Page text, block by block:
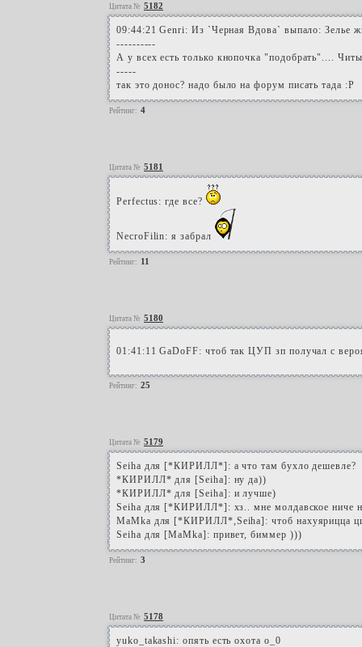
Цитата № 5182
09:44:21 Genri: Из `Черная Вдова` выпало: Зелье
----------
А у всех есть только кнопочка "подобрать"....
-----
так это донос? надо было на форум писать тада :Р
Рейтинг: 4
Цитата № 5181
Perfectus: где все?
NecroFilin: я забрал
Рейтинг: 11
Цитата № 5180
01:41:11 GaDoFF: чтоб так ЦУП зп получал с
Рейтинг: 25
Цитата № 5179
Seiha для [*КИРИЛЛ*]: а что там бухло дешевле?
*КИРИЛЛ* для [Seiha]: ну да))
*КИРИЛЛ* для [Seiha]: и лучше)
Seiha для [*КИРИЛЛ*]: хз.. мне молдавское ниче
MaMka для [*КИРИЛЛ*,Seiha]: чтоб нахуярицца
Seiha для [MaMka]: привет, биммер )))
Рейтинг: 3
Цитата № 5178
yuko_takashi: опять есть охота о_0